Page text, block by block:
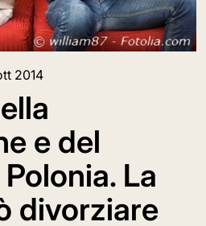
2014
e del
La
divorziare